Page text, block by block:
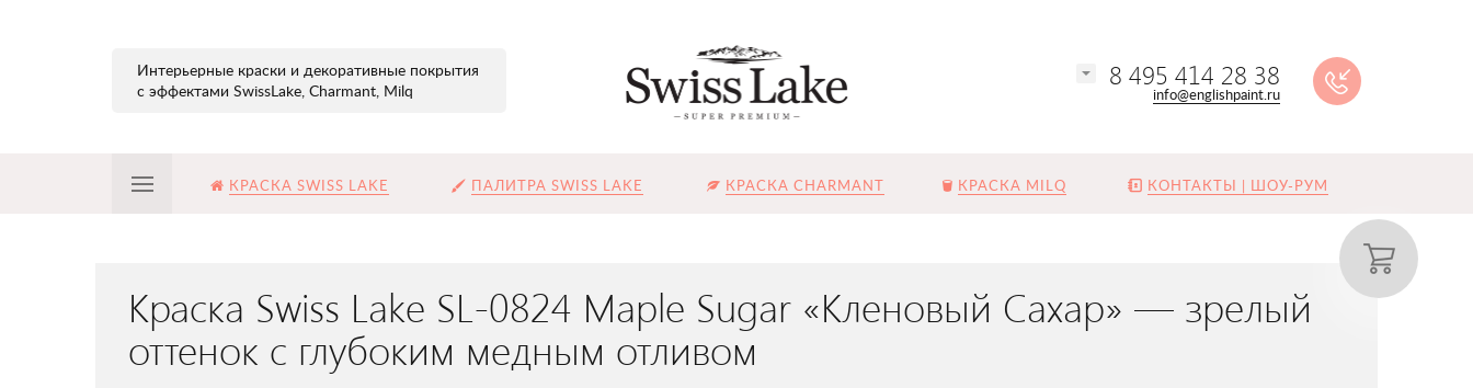
Интерьерные краски и декоративные покрытия
с эффектами SwissLake, Charmant, Milq
8 495 414 28 38
info@englishpaint.ru
КРАСКА SWISS LAKE ПАЛИТРА SWISS LAKE КРАСКА CHARMANT КРАСКА MILQ КОНТАКТЫ | ШОУ-РУМ
Краска Swiss Lake SL-0824 Maple Sugar «Кленовый Сахар» — зрелый
оттенок с глубоким медным отливом